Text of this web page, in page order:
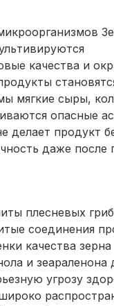
качества и
мягкие сыры,
опасные
делает продукт
даже после
плесневых
соединения
качества зерна
и зеараленона
угрозу